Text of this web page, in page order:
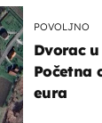
POVOLJNO
Dvorac
Početna
eura